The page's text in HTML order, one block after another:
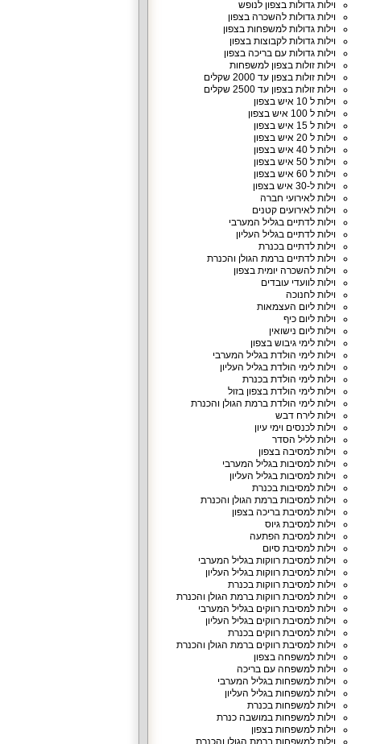
וילות גדולות בצפון לנופש
וילות גדולות להשכרה בצפון
וילות גדולות למשפחות בצפון
וילות גדולות לקבוצות בצפון
וילות גדולות עם בריכה בצפון
וילות זולות בצפון למשפחות
וילות זולות בצפון עד 2000 שקלים
וילות זולות בצפון עד 2500 שקלים
וילות ל 10 איש בצפון
וילות ל 100 איש בצפון
וילות ל 15 איש בצפון
וילות ל 20 איש בצפון
וילות ל 40 איש בצפון
וילות ל 50 איש בצפון
וילות ל 60 איש בצפון
וילות ל-30 איש בצפון
וילות לאירועי חברה
וילות לאירועים קטנים
וילות לדתיים בגליל המערבי
וילות לדתיים בגליל העליון
וילות לדתיים בכנרת
וילות לדתיים ברמת הגולן והכנרת
וילות להשכרה יומית בצפון
וילות לוועדי עובדים
וילות לחנוכה
וילות ליום העצמאות
וילות ליום כיף
וילות ליום נישואין
וילות לימי גיבוש בצפון
וילות לימי הולדת בגליל המערבי
וילות לימי הולדת בגליל העליון
וילות לימי הולדת בכנרת
וילות לימי הולדת בצפון בזול
וילות לימי הולדת ברמת הגולן והכנרת
וילות לירח דבש
וילות לכנסים וימי עיון
וילות לליל הסדר
וילות למסיבה בצפון
וילות למסיבות בגליל המערבי
וילות למסיבות בגליל העליון
וילות למסיבות בכנרת
וילות למסיבות ברמת הגולן והכנרת
וילות למסיבת בריכה בצפון
וילות למסיבת גיוס
וילות למסיבת הפתעה
וילות למסיבת סיום
וילות למסיבת רווקות בגליל המערבי
וילות למסיבת רווקות בגליל העליון
וילות למסיבת רווקות בכנרת
וילות למסיבת רווקות ברמת הגולן והכנרת
וילות למסיבת רווקים בגליל המערבי
וילות למסיבת רווקים בגליל העליון
וילות למסיבת רווקים בכנרת
וילות למסיבת רווקים ברמת הגולן והכנרת
וילות למשפחה בצפון
וילות למשפחה עם בריכה
וילות למשפחות בגליל המערבי
וילות למשפחות בגליל העליון
וילות למשפחות בכנרת
וילות למשפחות במושבה כנרת
וילות למשפחות בצפון
וילות למשפחות ברמת הגולן והכנרת